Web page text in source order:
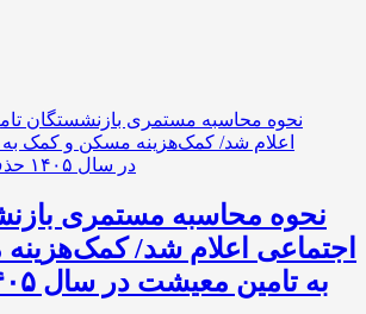
نحوه محاسبه مستمری
اجتماعی اعلام شد/